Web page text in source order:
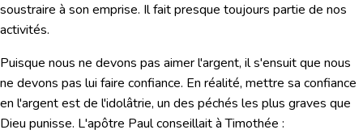
soustraire à son emprise. Il fait presque toujours partie de nos
activités.
Puisque nous ne devons pas aimer l'argent, il s'ensuit que nous
ne devons pas lui faire confiance. En réalité, mettre sa confiance
en l'argent est de l'idolâtrie, un des péchés les plus graves que
Dieu punisse. L'apôtre Paul conseillait à Timothée :